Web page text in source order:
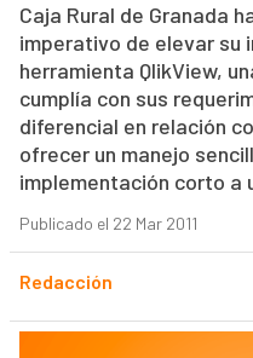
Caja Rural de Granada
imperativo de elevar su
herramienta QlikView,
cumplía con sus
diferencial en relación
ofrecer un manejo
implementación corto a
Publicado el 22 Mar 2011
Redacción